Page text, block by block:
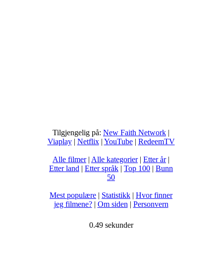
Tilgjengelig på: New Faith Network |
Viaplay| Netflix| YouTube| RedeemTV
Alle filmer| Alle kategorier| Etter år|
Etter land | Etter språk | Top 100 | Bunn
50
Mest populære | Statistikk | Hvor finner
jeg filmene?| Om siden | Personvern
0.49 sekunder